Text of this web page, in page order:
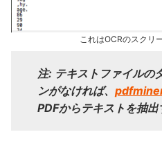
これはOCRのスクリ
注: テキストファイルの
ンがなければ、
PDFからテキストを抽出